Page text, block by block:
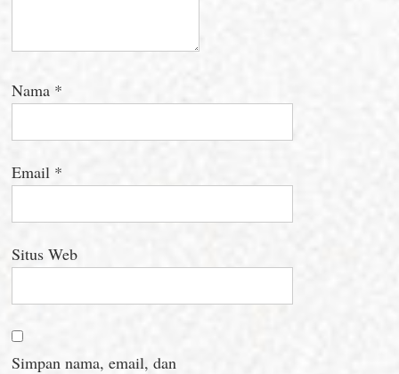
Nama *
Email *
Situs Web
Simpan nama, email, dan